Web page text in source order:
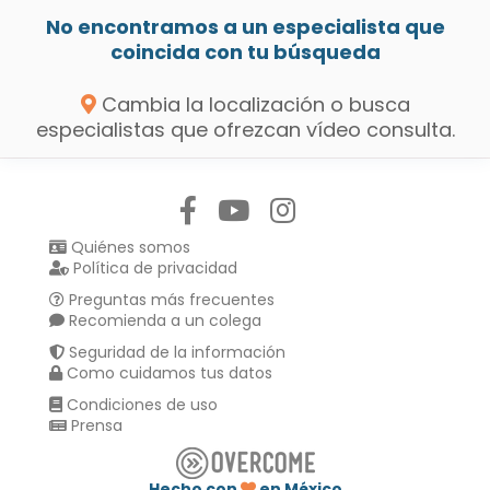
No encontramos a un especialista que
coincida con tu búsqueda
Cambia la localización o busca
especialistas que ofrezcan vídeo consulta.
Quiénes somos
Política de privacidad
Preguntas más frecuentes
Recomienda a un colega
Seguridad de la información
Como cuidamos tus datos
Condiciones de uso
Prensa